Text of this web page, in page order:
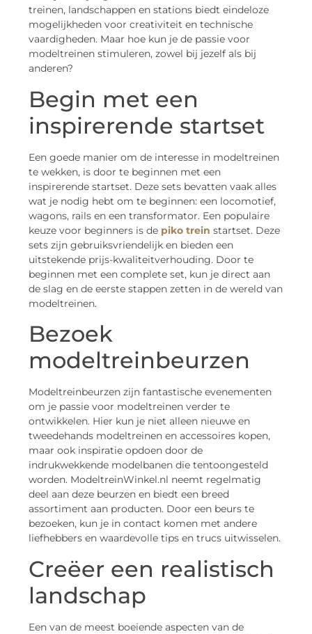
treinen, landschappen en stations biedt eindeloze
mogelijkheden voor creativiteit en technische
vaardigheden. Maar hoe kun je de passie voor
modeltreinen stimuleren, zowel bij jezelf als bij
anderen?
Begin met een
inspirerende startset
Een goede manier om de interesse in modeltreinen
te wekken, is door te beginnen met een
inspirerende startset. Deze sets bevatten vaak alles
wat je nodig hebt om te beginnen: een locomotief,
wagons, rails en een transformator. Een populaire
keuze voor beginners is de piko trein startset. Deze
sets zijn gebruiksvriendelijk en bieden een
uitstekende prijs-kwaliteitverhouding. Door te
beginnen met een complete set, kun je direct aan
de slag en de eerste stappen zetten in de wereld van
modeltreinen.
Bezoek
modeltreinbeurzen
Modeltreinbeurzen zijn fantastische evenementen
om je passie voor modeltreinen verder te
ontwikkelen. Hier kun je niet alleen nieuwe en
tweedehands modeltreinen en accessoires kopen,
maar ook inspiratie opdoen door de
indrukwekkende modelbanen die tentoongesteld
worden. ModeltreinWinkel.nl neemt regelmatig
deel aan deze beurzen en biedt een breed
assortiment aan producten. Door een beurs te
bezoeken, kun je in contact komen met andere
liefhebbers en waardevolle tips en trucs uitwisselen.
Creëer een realistisch
landschap
Een van de meest boeiende aspecten van de